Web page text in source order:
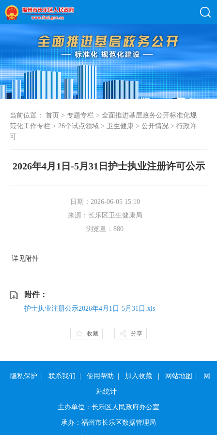
当前位置： 首页 > 专题专栏 > 全面推进基层政务公开标准化规
范化工作专栏 > 26个试点领域 > 卫生健康 > 公开情况 > 行政许
可
2026年4月1日-5月31日护士执业注册许可公示
日期：2026-06-05 15:10
来源：长乐区卫生健康局
浏览量： 880
详见附件
附件：
护士执业注册公示2026年4月1日-5月31日.xls
收藏 分享
隐私保护 联系我们 使用帮助 加入收藏 网站地图 网
站统计
主办单位：长乐区人民政府办公室
承办：福州市长乐区数据管理局